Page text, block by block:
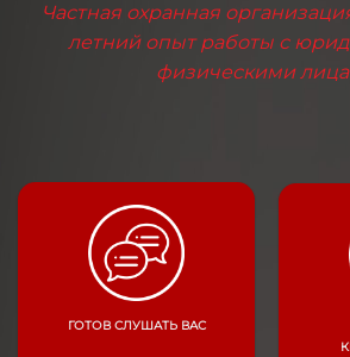
Частная охранная
летний опыт работы с
физическими
ГОТОВ СЛУШАТЬ ВАС